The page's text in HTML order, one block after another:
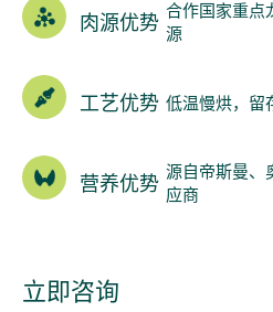
肉源优势 合作国家重点
源
工艺优势 低温慢烘，留
营养优势 源自帝斯曼、
应商
立即咨询